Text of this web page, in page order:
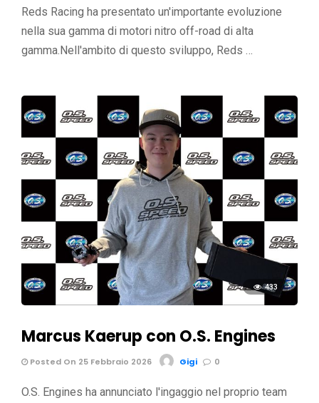
Reds Racing ha presentato un'importante evoluzione
nella sua gamma di motori nitro off-road di alta
gamma.Nell'ambito di questo sviluppo, Reds …
433
Marcus Kaerup con O.S. Engines
Posted On 25 Febbraio 2026 Gigi 0
O.S. Engines ha annunciato l'ingaggio nel proprio team